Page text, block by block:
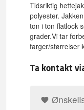
Tidsriktig
polyester.
ton i ton flatlock-
grader.Vi tar
farger/størrelser
Ta kontakt